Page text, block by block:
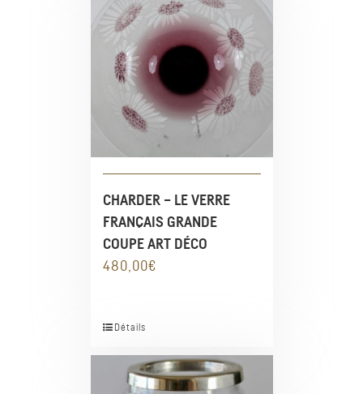
CHARDER – LE VERRE
FRANÇAIS GRANDE
COUPE ART DÉCO
480,00€
Détails